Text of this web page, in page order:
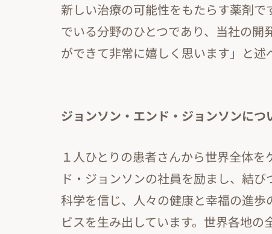
新しい治療の可能性をもたらす薬剤
でいる分野のひとつであり、当社の開
ができて非常に嬉しく思います」と述
ジョンソン・エンド・ジョンソンにつ
１人ひとりの患者さんから世界全体
ド・ジョンソンの社員を励まし、結
科学を信じ、人々の健康と幸福の進
ビスを生み出しています。世界各地